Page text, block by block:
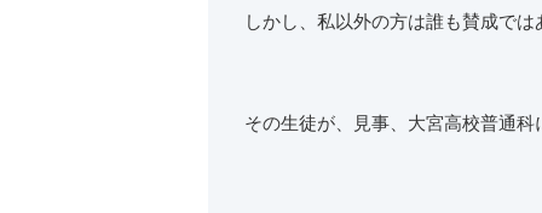
しかし、私以外の方は誰も賛成では
その生徒が、見事、大宮高校普通科